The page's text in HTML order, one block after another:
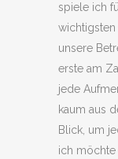
spiele ich
unsere
erste am
jede
kaum aus
Blick, um
ich